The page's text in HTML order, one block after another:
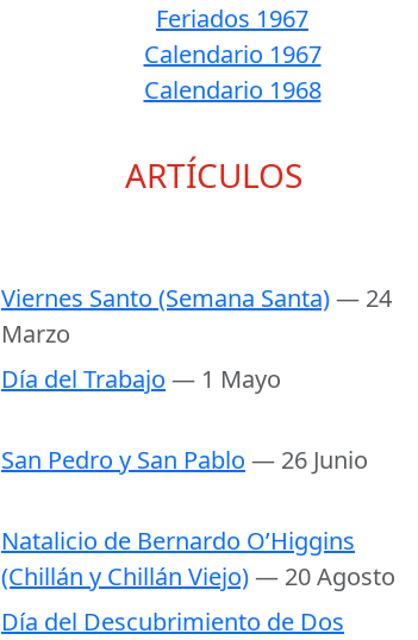
Feriados 1967
Calendario 1967
Calendario 1968
ARTÍCULOS
Viernes Santo (Semana Santa)— 24
Marzo
Día del Trabajo — 1 Mayo
San Pedro y San Pablo — 26 Junio
Natalicio de Bernardo O’Higgins
(Chillán y Chillán Viejo)— 20 Agosto
Día del Descubrimiento de Dos